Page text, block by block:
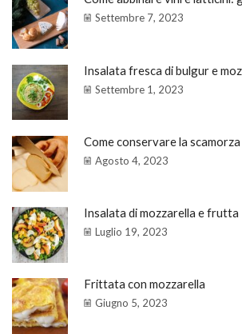
Settembre 7, 2023
Insalata fresca di bulgur e
Settembre 1, 2023
Come conservare la scamorza
Agosto 4, 2023
Insalata di mozzarella e frutta
Luglio 19, 2023
Frittata con mozzarella
Giugno 5, 2023